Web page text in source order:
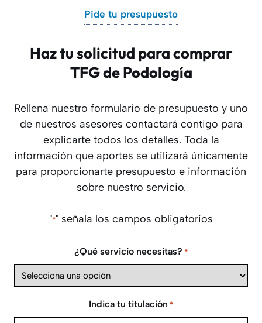
Pide tu presupuesto
Haz tu solicitud para comprar
TFG de Podología
Rellena nuestro formulario de presupuesto y uno
de nuestros asesores contactará contigo para
explicarte todos los detalles. Toda la
información que aportes se utilizará únicamente
para proporcionarte presupuesto e información
sobre nuestro servicio.
"*" señala los campos obligatorios
¿Qué servicio necesitas? *
Indica tu titulación *